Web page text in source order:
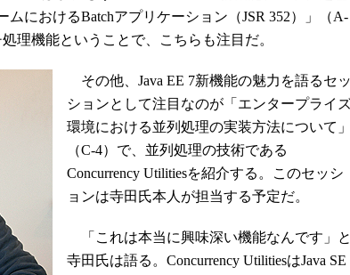
ムにおけるBatchアプリケーション（JSR 352）」（A-
理機能ということで、こちらも注目だ。
その他、Java EE 7新機能の魅力を語るセッ
ションとして注目なのが「エンタープライ
環境における並列処理の実装方法について」
（C-4）で、並列処理の技術である
Concurrency Utilitiesを紹介する。このセッシ
ョンは寺田氏本人が担当する予定だ。
「これは本当に興味深い機能なんです」と
寺田氏は語る。Concurrency UtilitiesはJava SE